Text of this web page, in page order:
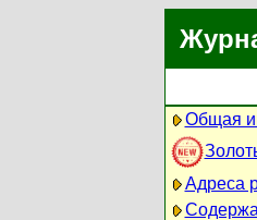
Общая
Адреса